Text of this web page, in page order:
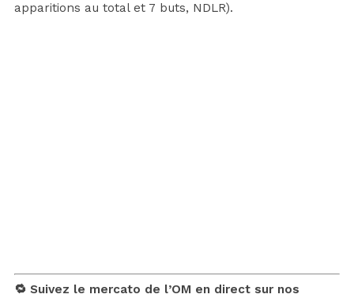
apparitions au total et 7 buts, NDLR).
🔁 Suivez le mercato de l’OM en direct sur nos